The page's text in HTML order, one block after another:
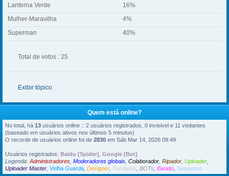
Lanterna Verde
16%
Mulher-Maravilha
4%
Superman
40%
Total de votos : 25
Exibir tópico
Quem está online?
No total, há 13 usuários online :: 2 usuários registrados, 0 invisivel e 11 visitantes
(baseado em usuários ativos nos últimos 5 minutos)
O recorde de usuários online foi de 2830 em Sáb Mar 14, 2026 09:49
Usuários registrados: Baidu [Spider] , Google [Bot]
Legenda:Administradores, Moderadores globais, Colaborador, Ripador, Uploader,
Uploader Master, Velha Guarda, Designer, Fundador, BOTs, Banido, Suspenso